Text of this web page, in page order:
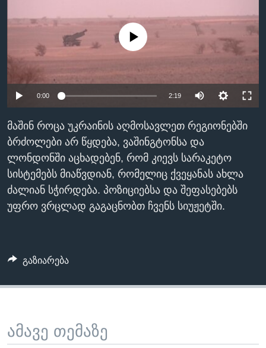
ᲮᲔᲓᲕᲐ ᲕᲐᲨᲘᲜᲒᲢᲝᲜᲘᲓᲐᲜ
ᲡᲢᲣᲓᲘᲐ ᲕᲐᲨᲘᲜᲒᲢᲝᲜᲘ
ᲞᲝᲚᲘᲢᲘᲙᲐ
ᲔᲙᲝᲜᲝᲛᲘᲙᲐ
ᲯᲐᲜᲛᲠᲗᲔᲚᲝᲑᲐ
ᲛᲔᲪᲜᲘᲔᲠᲔᲑᲐ
ᲘᲜᲢᲔᲠᲕᲘᲣ
ᲙᲣᲚᲢᲣᲠᲐ
ᲒᲐᲚᲘᲚᲔᲝ
ᲓᲔᲖᲘᲜᲤᲝᲠᲛᲐᲪᲘᲐ
ᲠᲣᲡᲔᲗᲘᲡ ᲨᲔᲭᲠᲐ ᲣᲙᲠᲐᲘᲜᲐᲨᲘ
Learning English
ᲗᲕᲐᲚᲘ ᲒᲕᲐᲓᲔᲕᲜᲔᲗ
ენები
No media source currently available
0:00 2:19
მაშინ როცა უკრაინის აღმოსავლეთ რეგიონებში
ბრძოლები არ წყდება, ვაშინგტონსა და
ლონდონში აცხადებენ, რომ კიევს სარაკეტო
სისტემებს მიაწვდიან, რომელიც ქვეყანას ახლა
ძალიან სჭირდება. პოზიციებსა და შეფასებებს
უფრო ვრცლად გაგაცნობთ ჩვენს სიუჟეტში.
გაზიარება
ამავე თემაზე